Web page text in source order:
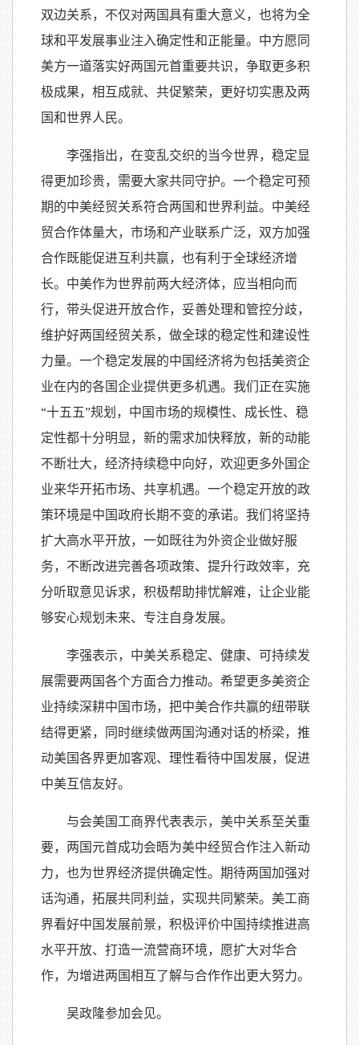
双边关系，不仅对两国具有重大意义，也将为全
球和平发展事业注入确定性和正能量。中方愿同
美方一道落实好两国元首重要共识，争取更多积
极成果，相互成就、共促繁荣，更好切实惠及两
国和世界人民。
李强指出，在变乱交织的当今世界，稳定显
得更加珍贵，需要大家共同守护。一个稳定可预
期的中美经贸关系符合两国和世界利益。中美经
贸合作体量大，市场和产业联系广泛，双方加强
合作既能促进互利共赢，也有利于全球经济增
长。中美作为世界前两大经济体，应当相向而
行，带头促进开放合作，妥善处理和管控分歧，
维护好两国经贸关系，做全球的稳定性和建设性
力量。一个稳定发展的中国经济将为包括美资企
业在内的各国企业提供更多机遇。我们正在实施
“十五五”规划，中国市场的规模性、成长性、稳
定性都十分明显，新的需求加快释放，新的动能
不断壮大，经济持续稳中向好，欢迎更多外国企
业来华开拓市场、共享机遇。一个稳定开放的政
策环境是中国政府长期不变的承诺。我们将坚持
扩大高水平开放，一如既往为外资企业做好服
务，不断改进完善各项政策、提升行政效率，充
分听取意见诉求，积极帮助排忧解难，让企业能
够安心规划未来、专注自身发展。
李强表示，中美关系稳定、健康、可持续发
展需要两国各个方面合力推动。希望更多美资企
业持续深耕中国市场，把中美合作共赢的纽带联
结得更紧，同时继续做两国沟通对话的桥梁，推
动美国各界更加客观、理性看待中国发展，促进
中美互信友好。
与会美国工商界代表表示，美中关系至关重
要，两国元首成功会晤为美中经贸合作注入新动
力，也为世界经济提供确定性。期待两国加强对
话沟通，拓展共同利益，实现共同繁荣。美工商
界看好中国发展前景，积极评价中国持续推进高
水平开放、打造一流营商环境，愿扩大对华合
作，为增进两国相互了解与合作作出更大努力。
吴政隆参加会见。